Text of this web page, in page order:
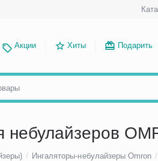
Акции Хиты Подарить
небулайзеров
/ Ингаляторы-небулайзеры Omron /